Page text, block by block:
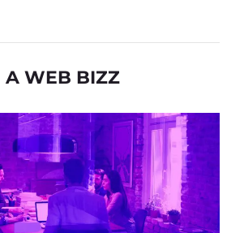
A WEB BIZZ